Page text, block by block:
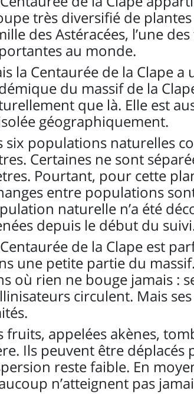
très diversifié de
des Astéracées, l’une
au monde.
la Centaurée de la Clape
du massif de la
que là. Elle est
géographiquement.
six populations naturelles
Certaines ne sont
Pourtant, pour cette
entre populations
naturelle n’a été
depuis le début du
de la Clape est
une petite partie du
où rien ne bouge jamais :
circulent. Mais
fruits, appelées akènes,
Ils peuvent être déplacés
reste faible. En
n’atteignent pas